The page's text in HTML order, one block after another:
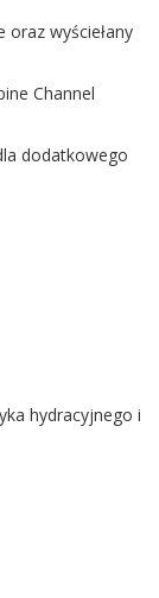
wyściełany
Channel
dodatkowego
hydracyjnego i